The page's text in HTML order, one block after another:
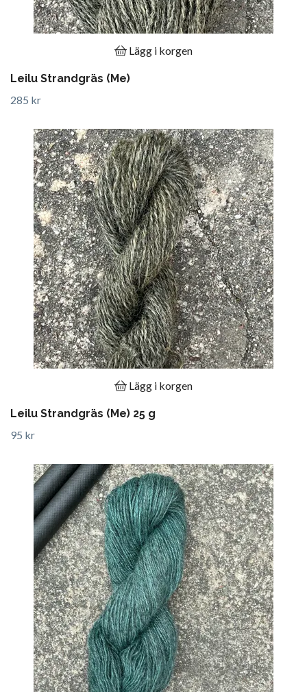
Lägg i korgen
Leilu Strandgräs (Me)
285 kr
Lägg i korgen
Leilu Strandgräs (Me) 25 g
95 kr